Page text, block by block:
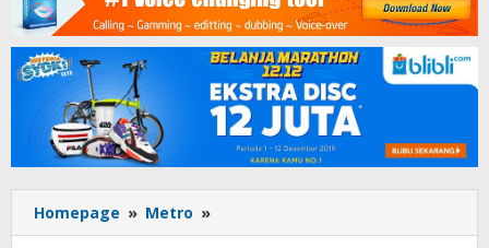
Homepage » Metro »
Dan